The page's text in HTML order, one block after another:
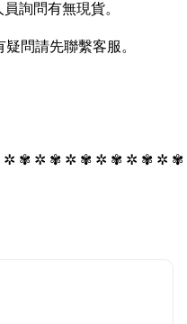
詢問有無現貨。
問請先聯繫客服。
✾ ✲ ✾ ✲ ✾ ✲ ✾ ✲ ✾ ✲